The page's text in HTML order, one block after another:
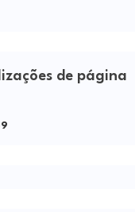
de página
9